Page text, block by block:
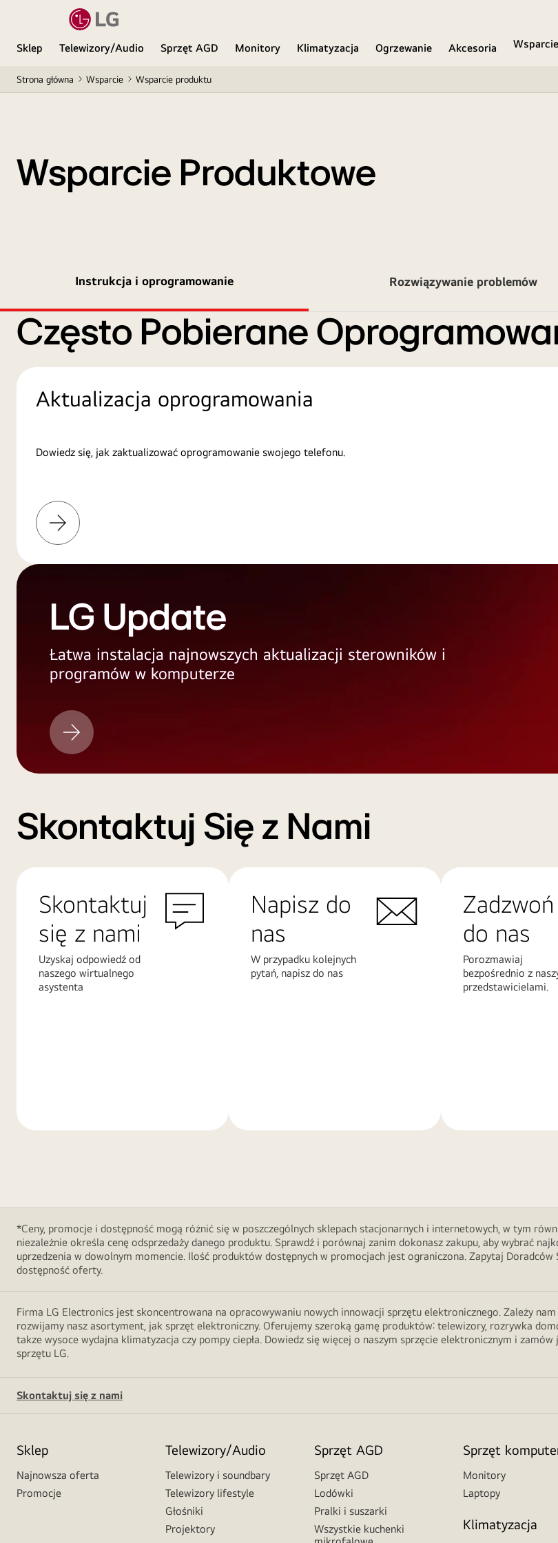
Sklep Telewizory/Audio Sprzęt AGD Monitory Klimatyzacja Ogrzewanie Akcesoria Wsparcie
Strona główna Wsparcie Wsparcie produktu
Wsparcie Produktowe
Instrukcja i oprogramowanie Rozwiązywanie problemów
Często Pobierane
Aktualizacja oprogramowania
Dowiedz się, jak zaktualizować oprogramowanie swojego telefonu.
Więcej
informacji
LG Update
Łatwa instalacja najnowszych aktualizacji sterowników i
programów w komputerze
LG
Update
Skontaktuj Się z Nami
Skontaktuj
się z nami
Uzyskaj odpowiedź od
naszego wirtualnego
asystenta
Napisz do
nas
W przypadku kolejnych
pytań, napisz do nas
Zadzwoń
do nas
Porozmawiaj
bezpośrednio z
przedstawicielami.
*Ceny, promocje i dostępność mogą różnić się w poszczególnych sklepach stacjonarnych i internetowych, w tym
niezależnie określa cenę odsprzedaży danego produktu. Sprawdź i porównaj zanim dokonasz zakupu, aby wybrać
uprzedzenia w dowolnym momencie. Ilość produktów dostępnych w promocjach jest ograniczona. Zapytaj
dostępność oferty.
Firma LG Electronics jest skoncentrowana na opracowywaniu nowych innowacji sprzętu elektronicznego. Zależy
rozwijamy nasz asortyment, jak sprzęt elektroniczny. Oferujemy szeroką gamę produktów: telewizory, rozrywka
takze wysoce wydajna klimatyzacja czy pompy ciepła. Dowiedz się więcej o naszym sprzęcie elektronicznym i
sprzętu LG.
Skontaktuj się z nami
Sklep
Najnowsza oferta
Promocje
Telewizory/Audio
Telewizory i soundbary
Telewizory lifestyle
Głośniki
Projektory
Sprzęt AGD
Sprzęt AGD
Lodówki
Pralki i suszarki
Wszystkie kuchenki
Sprzęt
Monitory
Laptopy
Klimatyzacja